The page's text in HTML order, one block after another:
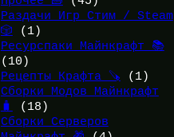
Раздачи Игр Стим / Steam
🎲 (1)
Ресурспаки Майнкрафт 📚
(10)
Рецепты Крафта 🪚 (1)
Сборки Модов Майнкрафт
🧳
(18)
Сборки Серверов